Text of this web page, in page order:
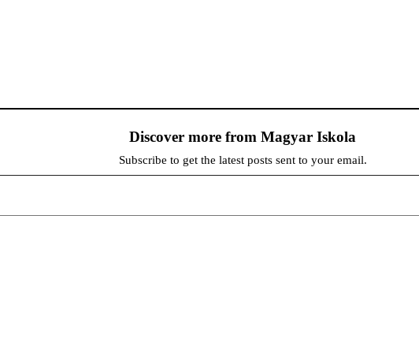
Discover more from Magyar Iskola
Subscribe to get the latest posts sent to your email.